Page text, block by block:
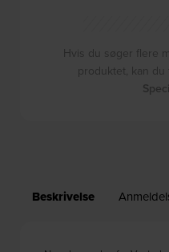
Beskrivelse
Hvis du søger flere
produktet, kan